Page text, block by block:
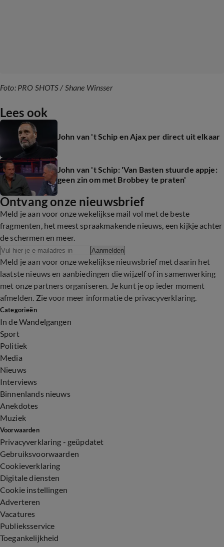
Foto: PRO SHOTS / Shane Winsser
Lees ook
John van 't Schip en Ajax per direct uit elkaar
John van 't Schip: 'Van Basten stuurde appje:
geen zin om met Brobbey te praten'
Ontvang onze nieuwsbrief
Meld je aan voor onze wekelijkse mail vol met de beste
fragmenten, het meest spraakmakende nieuws, een kijkje achter
de schermen en meer.
Aanmelden
Meld je aan voor onze wekelijkse nieuwsbrief met daarin het
laatste nieuws en aanbiedingen die wijzelf of in samenwerking
met onze partners organiseren. Je kunt je op ieder moment
afmelden. Zie voor meer informatie de privacyverklaring.
Categorieën
In de Wandelgangen
Sport
Politiek
Media
Nieuws
Interviews
Binnenlands nieuws
Anekdotes
Muziek
Voorwaarden
Privacyverklaring - geüpdatet
Gebruiksvoorwaarden
Cookieverklaring
Digitale diensten
Cookie instellingen
Adverteren
Vacatures
Publieksservice
Toegankelijkheid